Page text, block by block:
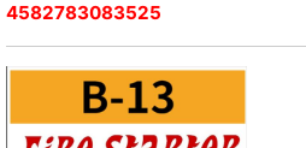
4582783083525